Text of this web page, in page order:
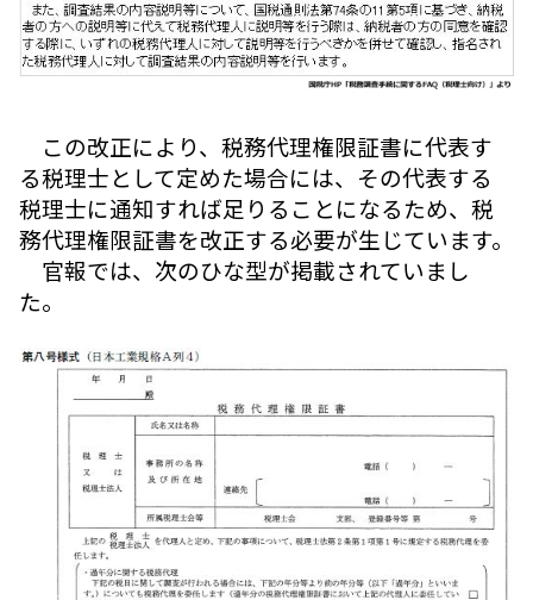
この改正により、税務代理権限証書に代表す
る税理士として定めた場合には、その代表する
税理士に通知すれば足りることになるため、税
務代理権限証書を改正する必要が生じています。
官報では、次のひな型が掲載されていまし
た。